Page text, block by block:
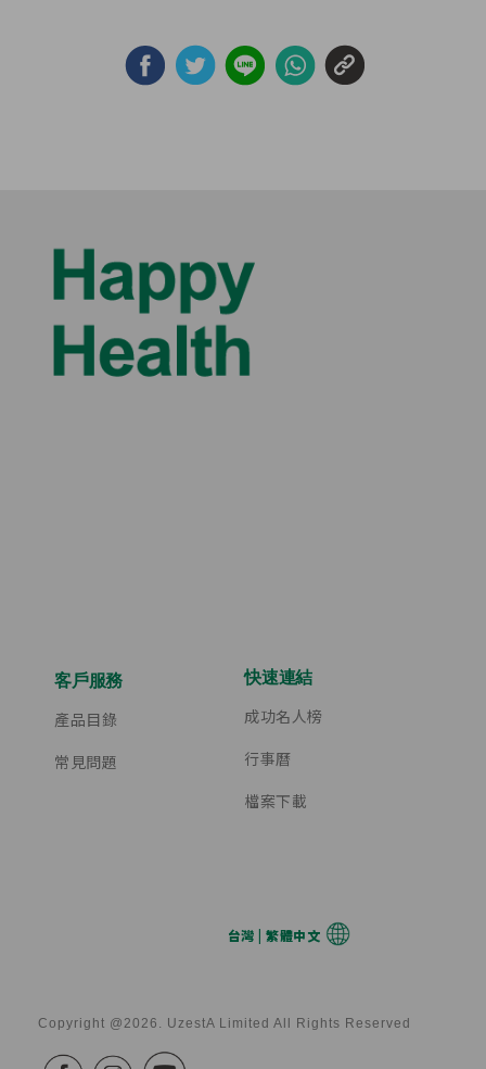
客戶服務
產品目錄
常見問題
快速連結
成功名人榜
行事曆
檔案下載
台灣 | 繁體中文
Copyright @2026. UzestA Limited All Rights Reserved